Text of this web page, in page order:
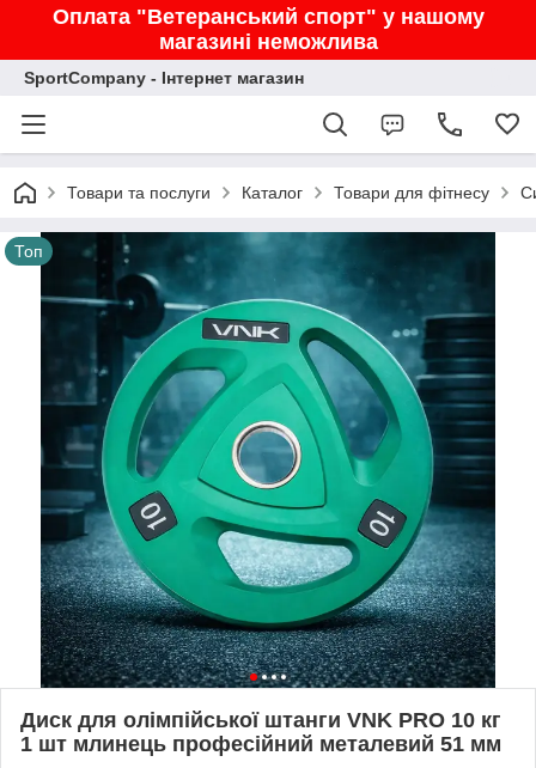
Оплата "Ветеранський спорт" у нашому
магазині неможлива
SportCompany - Інтернет магазин
Товари та послуги Каталог Товари для фітнесу
Топ
Диск для олімпійської штанги VNK PRO 10 кг
1 шт млинець професійний металевий 51 мм